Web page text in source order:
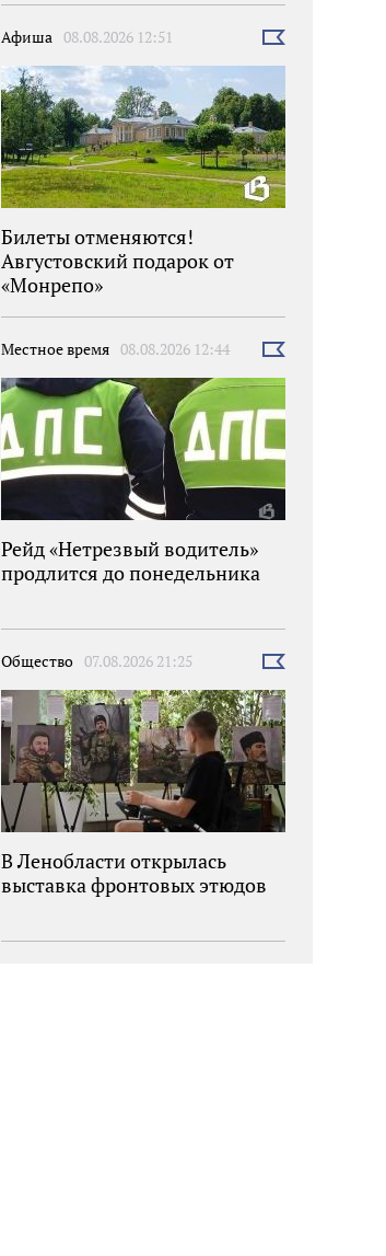
Афиша 08.08.2026 12:51
Выбрать
Билеты отменяются!
Августовский подарок от
«Монрепо»
Местное время 08.08.2026 12:44
Выбрать
Рейд «Нетрезвый водитель»
продлится до понедельника
Общество 07.08.2026 21:25
Выбрать
В Ленобласти открылась
выставка фронтовых этюдов